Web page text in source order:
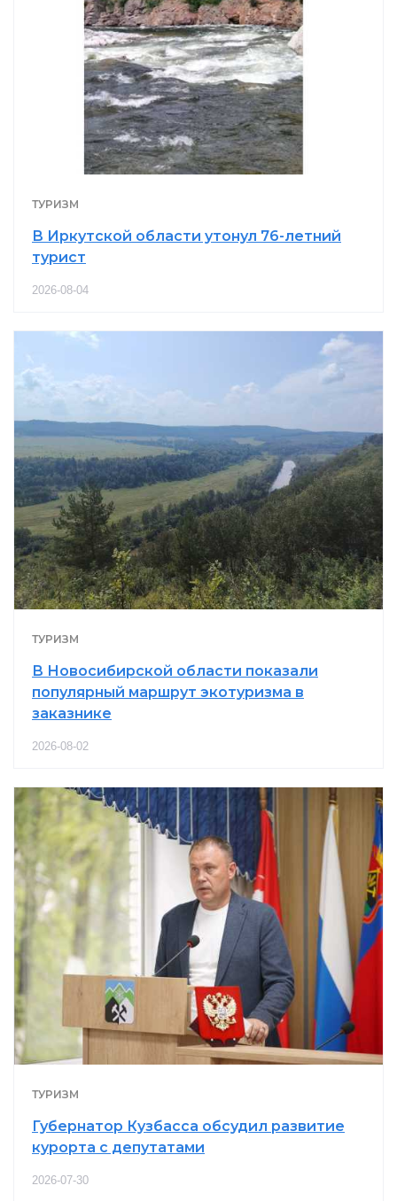
ТУРИЗМ
В Иркутской области утонул 76-летний
турист
2026-08-04
ТУРИЗМ
В Новосибирской области показали
популярный маршрут экотуризма в
заказнике
2026-08-02
ТУРИЗМ
Губернатор Кузбасса обсудил развитие
курорта с депутатами
2026-07-30